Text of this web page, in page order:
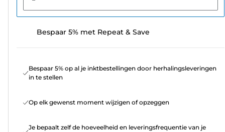
Bespaar 5% met Repeat & Save
Bespaar 5% op al je inktbestellingen door herhalingsleveringen
in te stellen
Op elk gewenst moment wijzigen of opzeggen
Je bepaalt zelf de hoeveelheid en leveringsfrequentie van je